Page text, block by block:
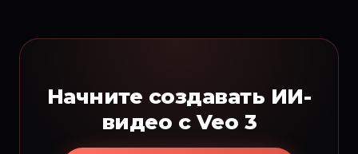
Начните создавать ИИ-
видео с Veo 3